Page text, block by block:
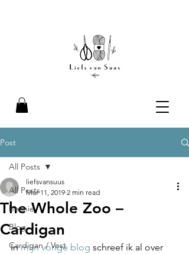
Post
All Posts
beanie
Blog
Cardigan / Vest
All Posts
The Whole Zoo –
Cardigan
liefsvansuus
Mar 11, 2019 2 min read
In mijn vorige blog schreef ik al over